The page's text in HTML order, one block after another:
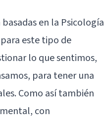
en la Psicología
este tipo de
lo que sentimos,
para tener una
Como así también
con